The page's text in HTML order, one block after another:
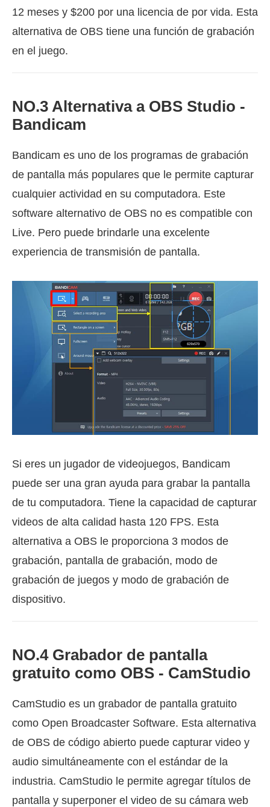
12 meses y $200 por una licencia de por vida. Esta
alternativa de OBS tiene una función de grabación
en el juego.
NO.3 Alternativa a OBS Studio -
Bandicam
Bandicam es uno de los programas de grabación
de pantalla más populares que le permite capturar
cualquier actividad en su computadora. Este
software alternativo de OBS no es compatible con
Live. Pero puede brindarle una excelente
experiencia de transmisión de pantalla.
Si eres un jugador de videojuegos, Bandicam
puede ser una gran ayuda para grabar la pantalla
de tu computadora. Tiene la capacidad de capturar
videos de alta calidad hasta 120 FPS. Esta
alternativa a OBS le proporciona 3 modos de
grabación, pantalla de grabación, modo de
grabación de juegos y modo de grabación de
dispositivo.
NO.4 Grabador de pantalla
gratuito como OBS - CamStudio
CamStudio es un grabador de pantalla gratuito
como Open Broadcaster Software. Esta alternativa
de OBS de código abierto puede capturar video y
audio simultáneamente con el estándar de la
industria. CamStudio le permite agregar títulos de
pantalla y superponer el video de su cámara web